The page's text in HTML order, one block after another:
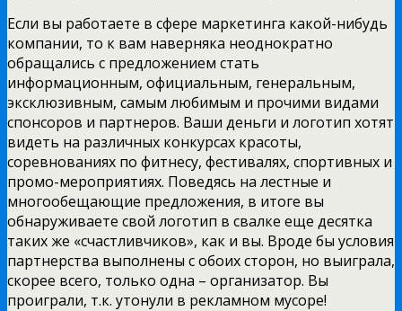
Если вы работаете в сфере маркетинга какой-нибудь
компании, то к вам наверняка неоднократно
обращались с предложением стать
информационным, официальным, генеральным,
эксклюзивным, самым любимым и прочими видами
спонсоров и партнеров. Ваши деньги и логотип хотят
видеть на различных конкурсах красоты,
соревнованиях по фитнесу, фестивалях, спортивных и
промо-мероприятиях. Поведясь на лестные и
многообещающие предложения, в итоге вы
обнаруживаете свой логотип в свалке еще десятка
таких же «счастливчиков», как и вы. Вроде бы условия
партнерства выполнены с обоих сторон, но выиграла,
скорее всего, только одна – организатор. Вы
проиграли, т.к. утонули в рекламном мусоре!